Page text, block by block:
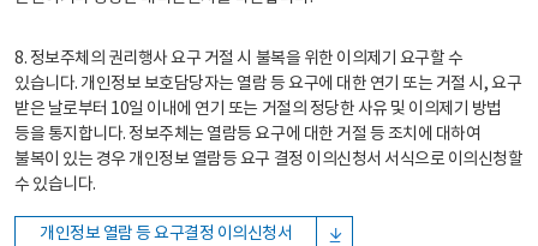
8. 정보주체의 권리행사 요구 거절 시 불복을 위한 이의제기 요구할 수
있습니다. 개인정보 보호담당자는 열람 등 요구에 대한 연기 또는 거절 시, 요구
받은 날로부터 10일 이내에 연기 또는 거절의 정당한 사유 및 이의제기 방법
등을 통지합니다. 정보주체는 열람등 요구에 대한 거절 등 조치에 대하여
불복이 있는 경우 개인정보 열람등 요구 결정 이의신청서 서식으로 이의신청할
수 있습니다.
개인정보 열람 등 요구결정 이의신청서